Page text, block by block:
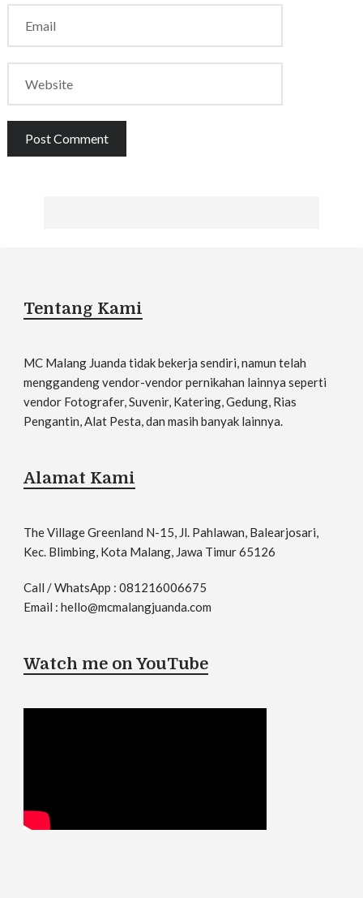
Tentang Kami
MC Malang Juanda tidak bekerja sendiri, namun telah
menggandeng vendor-vendor pernikahan lainnya seperti
vendor Fotografer, Suvenir, Katering, Gedung, Rias
Pengantin, Alat Pesta, dan masih banyak lainnya.
Alamat Kami
The Village Greenland N-15, Jl. Pahlawan, Balearjosari,
Kec. Blimbing, Kota Malang, Jawa Timur 65126
Call / WhatsApp : 081216006675
Email : hello@mcmalangjuanda.com
Watch me on YouTube